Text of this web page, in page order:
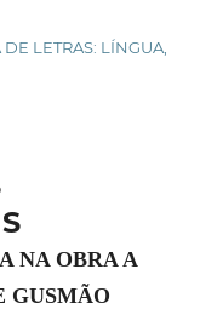
LETRAS: LÍNGUA,
NA OBRA A
GUSMÃO